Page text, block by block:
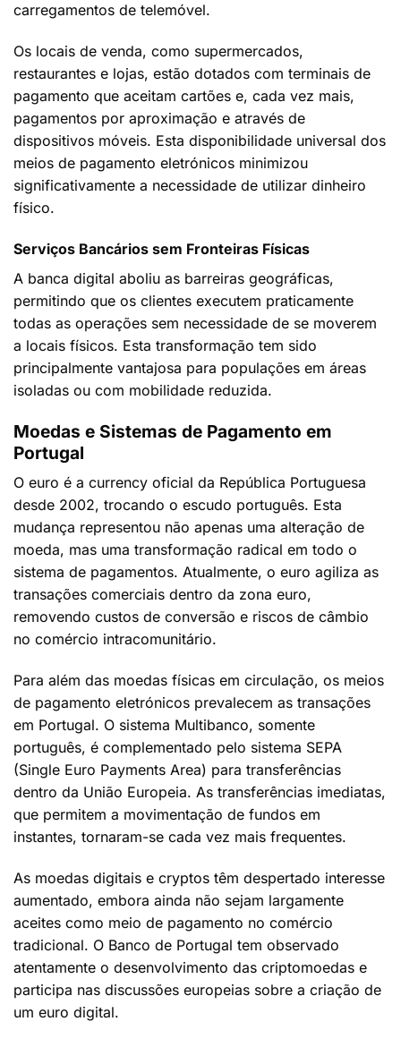
carregamentos de telemóvel.
Os locais de venda, como supermercados,
restaurantes e lojas, estão dotados com terminais de
pagamento que aceitam cartões e, cada vez mais,
pagamentos por aproximação e através de
dispositivos móveis. Esta disponibilidade universal dos
meios de pagamento eletrónicos minimizou
significativamente a necessidade de utilizar dinheiro
físico.
Serviços Bancários sem Fronteiras Físicas
A banca digital aboliu as barreiras geográficas,
permitindo que os clientes executem praticamente
todas as operações sem necessidade de se moverem
a locais físicos. Esta transformação tem sido
principalmente vantajosa para populações em áreas
isoladas ou com mobilidade reduzida.
Moedas e Sistemas de Pagamento em
Portugal
O euro é a currency oficial da República Portuguesa
desde 2002, trocando o escudo português. Esta
mudança representou não apenas uma alteração de
moeda, mas uma transformação radical em todo o
sistema de pagamentos. Atualmente, o euro agiliza as
transações comerciais dentro da zona euro,
removendo custos de conversão e riscos de câmbio
no comércio intracomunitário.
Para além das moedas físicas em circulação, os meios
de pagamento eletrónicos prevalecem as transações
em Portugal. O sistema Multibanco, somente
português, é complementado pelo sistema SEPA
(Single Euro Payments Area) para transferências
dentro da União Europeia. As transferências imediatas,
que permitem a movimentação de fundos em
instantes, tornaram-se cada vez mais frequentes.
As moedas digitais e cryptos têm despertado interesse
aumentado, embora ainda não sejam largamente
aceites como meio de pagamento no comércio
tradicional. O Banco de Portugal tem observado
atentamente o desenvolvimento das criptomoedas e
participa nas discussões europeias sobre a criação de
um euro digital.